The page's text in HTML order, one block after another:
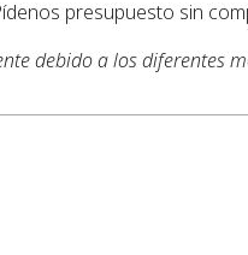
presupuesto sin
debido a los diferentes